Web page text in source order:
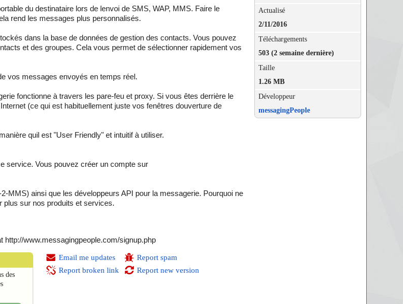
du destinataire lors de lenvoi de SMS, WAP, MMS. Faire le
rend les messages plus personnalisés.
dans la base de données de gestion des contacts. Vous pouvez
et des groupes. Cela vous permet de sélectionner rapidement vos
vos messages envoyés en temps réel.
fonctionne à travers les pare-feu et proxy. Si vous êtes derrière le
(ce qui est habituellement juste vos fenêtres douverture de
quil est "User Friendly" et intuitif à utiliser.
service. Vous pouvez créer un compte sur
MMS) ainsi que les développeurs API pour la messagerie. Pourquoi ne
plus sur nos produits et services.
http://www.messagingpeople.com/signup.php
des
Email me updates
Report broken link
Report spam
Report new version
Actualisé
2/11/2016
Téléchargements
503 (2 semaine dernière)
Taille
1.26 MB
Développeur
messagingPeople